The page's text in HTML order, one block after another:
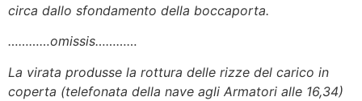
circa dallo sfondamento della boccaporta.
…………omissis…………
La virata produsse la rottura delle rizze del carico in
coperta (telefonata della nave agli Armatori alle 16,34)